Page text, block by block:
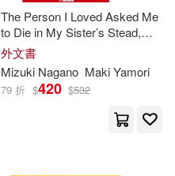
The Person I Loved Asked Me
to Die in My Sister’s Stead,
Volume 2: Volume 2
外文書
Mizuki Nagano Maki Yamori
79 折 $420 $532